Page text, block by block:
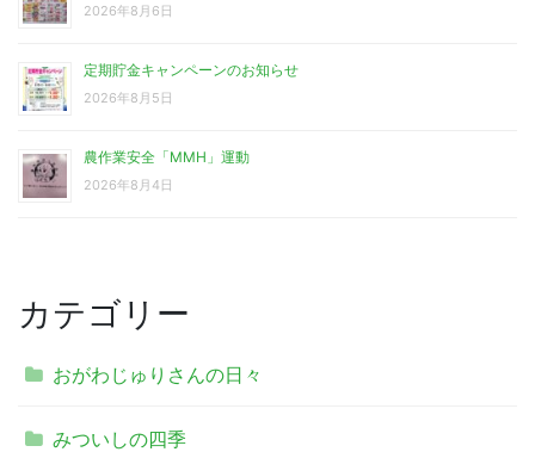
2026年8月6日
定期貯金キャンペーンのお知らせ
2026年8月5日
農作業安全「MMH」運動
2026年8月4日
カテゴリー
おがわじゅりさんの日々
みついしの四季